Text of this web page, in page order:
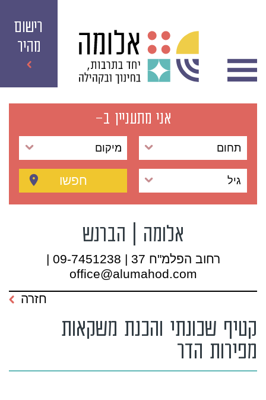
רישום
מהיר
אני מתעניין ב-
תחום מיקום
גיל חפשו
אלומה | הברנש
רחוב הפלמ"ח 37 | 09-7451238 |
office@alumahod.com
קטיף שכונתי והכנת משקאות
מפירות הדר
חזרה